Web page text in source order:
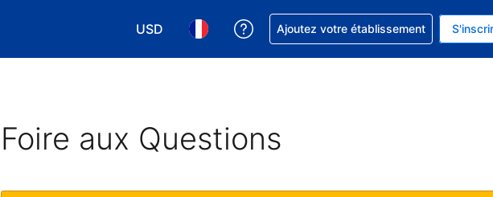
USD
Choisissez votre devise. Votre devise actuelle est celle-
Choisissez votre langue. Votre langue actuelle
Obtenez de l'aide concernant votre
Ajoutez votre établissement
Foire aux Questions